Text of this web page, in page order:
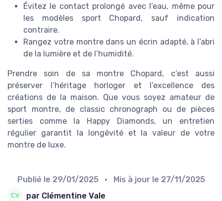
Évitez le contact prolongé avec l’eau, même pour
les modèles sport Chopard, sauf indication
contraire.
Rangez votre montre dans un écrin adapté, à l’abri
de la lumière et de l’humidité.
Prendre soin de sa montre Chopard, c’est aussi
préserver l’héritage horloger et l’excellence des
créations de la maison. Que vous soyez amateur de
sport montre, de classic chronograph ou de pièces
serties comme la Happy Diamonds, un entretien
régulier garantit la longévité et la valeur de votre
montre de luxe.
Publié le 29/01/2025 • Mis à jour le 27/11/2025
par Clémentine Vale